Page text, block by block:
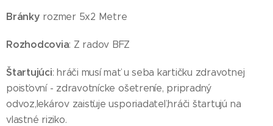
Bránky rozmer 5x2 Metre
Rozhodcovia: Z radov BFZ
Štartujúci: hráči musí mať u seba kartičku zdravotnej
poisťovní - zdravotnícke ošetreníe, pripradný
odvoz,lekárov zaisťuje usporiadateľ,hráči štartujú na
vlastné riziko.